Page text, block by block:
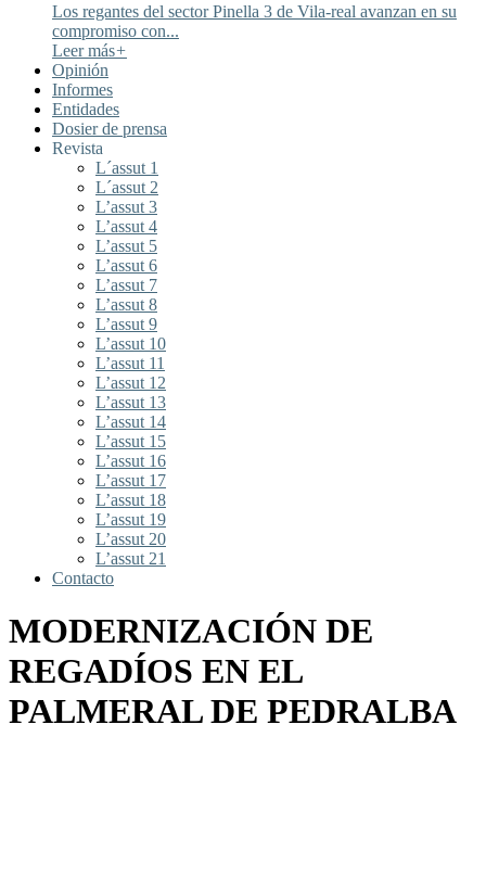
Los regantes del sector Pinella 3 de Vila-real avanzan en su
compromiso con...
Leer más+
Opinión
Informes
Entidades
Dosier de prensa
Revista
L´assut 1
L´assut 2
L’assut 3
L’assut 4
L’assut 5
L’assut 6
L’assut 7
L’assut 8
L’assut 9
L’assut 10
L’assut 11
L’assut 12
L’assut 13
L’assut 14
L’assut 15
L’assut 16
L’assut 17
L’assut 18
L’assut 19
L’assut 20
L’assut 21
Contacto
MODERNIZACIÓN DE
REGADÍOS EN EL
PALMERAL DE PEDRALBA